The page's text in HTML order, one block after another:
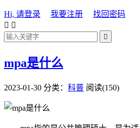
Hi, 请登录 我要注册
找回密码
 

mpa是什么
2023-01-30 分类： 科普 阅读(150)